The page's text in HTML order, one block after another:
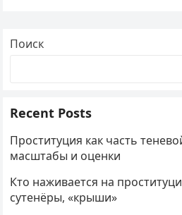
Поиск
Recent Posts
Проституция как часть
масштабы и оценки
Кто наживается на
сутенёры, «крыши»